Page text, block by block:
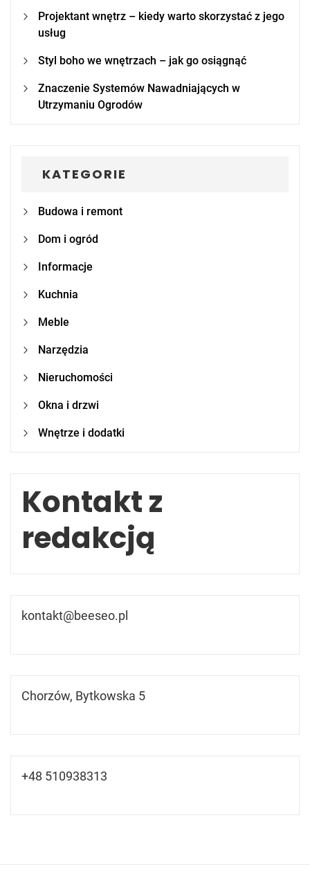
Projektant wnętrz – kiedy warto skorzystać z jego
usług
Styl boho we wnętrzach – jak go osiągnąć
Znaczenie Systemów Nawadniających w
Utrzymaniu Ogrodów
KATEGORIE
Budowa i remont
Dom i ogród
Informacje
Kuchnia
Meble
Narzędzia
Nieruchomości
Okna i drzwi
Wnętrze i dodatki
Kontakt z
redakcją
kontakt@beeseo.pl
Chorzów, Bytkowska 5
+48 510938313